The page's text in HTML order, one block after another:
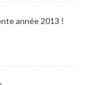
année 2013 !